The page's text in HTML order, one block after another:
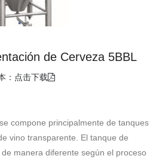
新闻资讯
联系我们
de Cerveza 5BBL
： 点击下载
compone principalmente de tanques
vino transparente. El tanque de
manera diferente según el proceso